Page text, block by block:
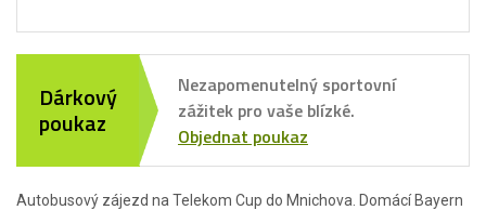
Autobusový zájezd na Telekom Cup do Mnichova. Domácí Bayern
Dárkový
poukaz
Nezapomenutelný sportovní
zážitek pro vaše blízké.
Objednat poukaz